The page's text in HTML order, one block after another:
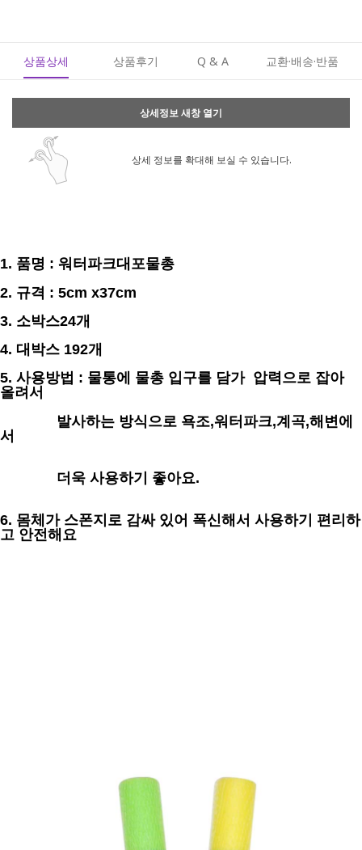
상품상세 상품후기 Q & A 교환·배송·반품
상세정보 새창 열기
상세 정보를 확대해 보실 수 있습니다.
1. 품명 : 워터파크대포물총
2. 규격 : 5cm x37cm
3. 소박스24개
4. 대박스 192개
5. 사용방법 : 물통에 물총 입구를 담가 압력으로 잡아
올려서
발사하는 방식으로 욕조,워터파크,계곡,해변에
서
더욱 사용하기 좋아요.
6. 몸체가 스폰지로 감싸 있어 폭신해서 사용하기 편리하
고 안전해요